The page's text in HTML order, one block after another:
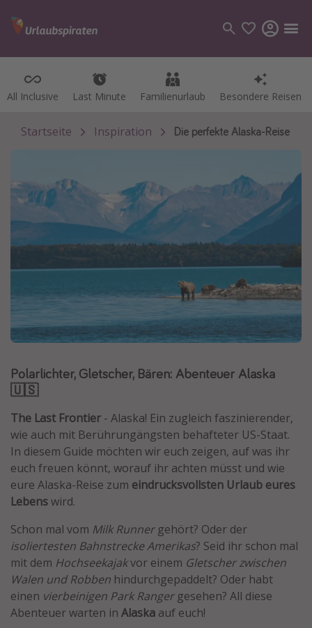
All Inclusive Last Minute Familienurlaub Besondere Reisen
All Inclusive Last Minute Familienurlaub Besondere Reisen
Kategorien
Flüge
Kreuzfahrten
Gozo Urlaub
Normandie Urlaub
St. Lucia Urlaub
Kefalonia Urlaub
Krabi Urlaub
Tulum Urlaub
Sri Lanka Rundreise
Japan Rundreise
Reisethemen
Alle Reisethemen
Wellnessurlaub
Disneyland Paris
Roadtrips
Startseite Inspiration Die perfekte Alaska-Reise
Polarlichter, Gletscher, Bären: Abenteuer Alaska
🇺🇸
The Last Frontier - Alaska! Ein zugleich faszinierender,
wie auch mit Berührungängsten behafteter US-Staat.
In diesem Guide möchten wir euch zeigen, auf was ihr
euch freuen könnt, worauf ihr achten müsst und wie
eure Alaska-Reise zum eindrucksvollsten Urlaub eures
Lebenswird.
Schon mal vom Milk Runnergehört? Oder der
isoliertesten Bahnstrecke Amerikas? Seid ihr schon mal
mit dem Hochseekajakvor einem Gletscher zwischen
Walen und Robben hindurchgepaddelt? Oder habt
einen vierbeinigen Park Rangergesehen? All diese
Abenteuer warten in Alaska auf euch!